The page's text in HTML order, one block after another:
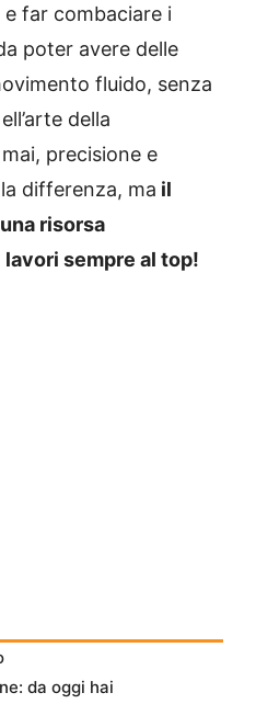
far combaciare i
poter avere delle
fluido, senza
della
precisione e
differenza, ma il
risorsa
sempre al top!
da oggi hai